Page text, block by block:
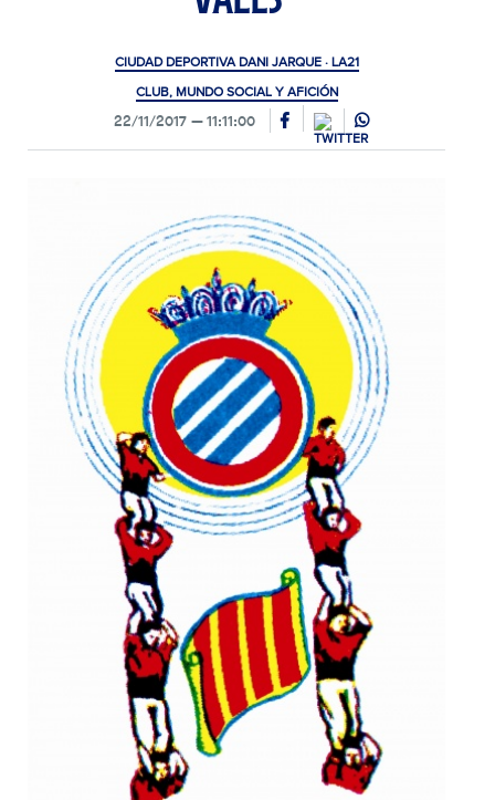
CIUDAD DEPORTIVA DANI JARQUE · LA21
CLUB, MUNDO SOCIAL Y AFICIÓN
22/11/2017 11:11:00